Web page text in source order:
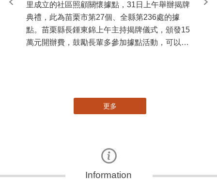
里成立的社區照顧關懷據點，31日上午舉辦揭牌
典禮，此為苗栗市第27個、全縣第236處的據
點。苗栗縣長鍾東錦上午主持揭牌儀式，頒發15
萬元開辦費，鼓勵長輩多參加據點活動，可以更
苗
更多